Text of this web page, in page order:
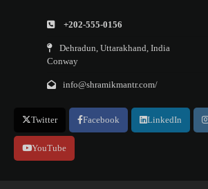
+202-555-0156
Dehradun, Uttarakhand, India
Conway
info@shramikmantr.com/
Twitter Facebook LinkedIn
YouTube